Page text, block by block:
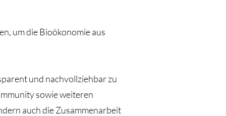
um die Bioökonomie aus
und nachvollziehbar zu
sowie weiteren
auch die Zusammenarbeit